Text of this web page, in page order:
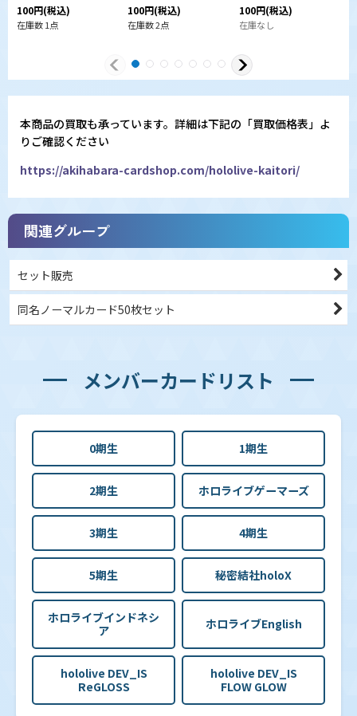
100円(税込)
在庫数 1点
100円(税込)
在庫数 2点
100円(税込)
在庫なし
本商品の買取も承っています。詳細は下記の「買取価格表」よ
りご確認ください
https://akihabara-cardshop.com/hololive-kaitori/
関連グループ
セット販売
同名ノーマルカード50枚セット
メンバーカードリスト
0期生 1期生
2期生 ホロライブゲーマーズ
3期生 4期生
5期生 秘密結社holoX
ホロライブインドネシ
ア
ホロライブEnglish
hololive DEV_IS
ReGLOSS
hololive DEV_IS
FLOW GLOW